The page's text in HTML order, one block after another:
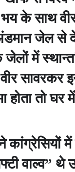
के साथ
जेल से
जेलों में
वीर
होता तो घर
कांग्रेसियों
वाल्व” थे